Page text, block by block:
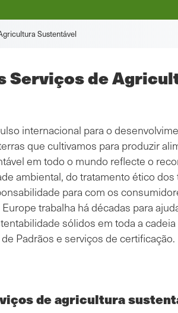
Sustentável
Serviços de
internacional para o
que cultivamos para produzir
em todo o mundo reflecte o
ambiental, do tratamento ético
para com os
trabalha há décadas para
sólidos em toda a
Padrãos e serviços de certificação.
de agricultura